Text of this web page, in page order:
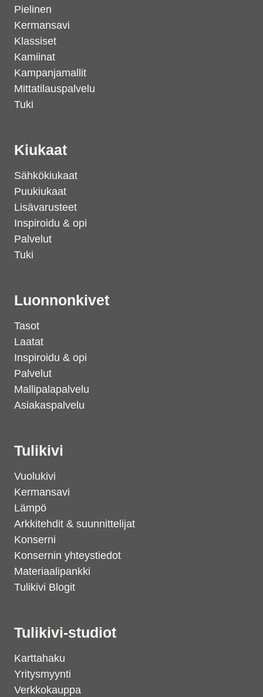
Pielinen
Kermansavi
Klassiset
Kamiinat
Kampanjamallit
Mittatilauspalvelu
Tuki
Kiukaat
Sähkökiukaat
Puukiukaat
Lisävarusteet
Inspiroidu & opi
Palvelut
Tuki
Luonnonkivet
Tasot
Laatat
Inspiroidu & opi
Palvelut
Mallipalapalvelu
Asiakaspalvelu
Tulikivi
Vuolukivi
Kermansavi
Lämpö
Arkkitehdit & suunnittelijat
Konserni
Konsernin yhteystiedot
Materiaalipankki
Tulikivi Blogit
Tulikivi-studiot
Karttahaku
Yritysmyynti
Verkkokauppa